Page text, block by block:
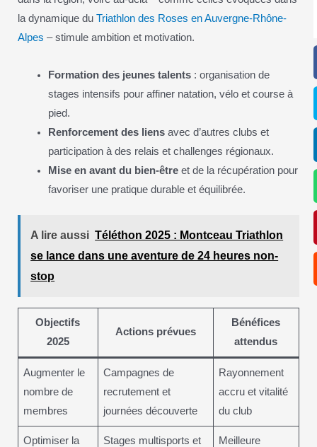
la dynamique du Triathlon des Roses en Auvergne-Rhône-
Alpes – stimule ambition et motivation.
Formation des jeunes talents : organisation de
stages intensifs pour affiner natation, vélo et course à
pied.
Renforcement des liens avec d’autres clubs et
participation à des relais et challenges régionaux.
Mise en avant du bien-être et de la récupération pour
favoriser une pratique durable et équilibrée.
A lire aussi Téléthon 2025 : Montceau Triathlon
se lance dans une aventure de 24 heures non-
stop
Objectifs
2025
Actions prévues
Bénéfices
attendus
Augmenter le
nombre de
membres
Campagnes de
recrutement et
journées découverte
Rayonnement
accru et vitalité
du club
Optimiser la
Stages multisports et
Meilleure